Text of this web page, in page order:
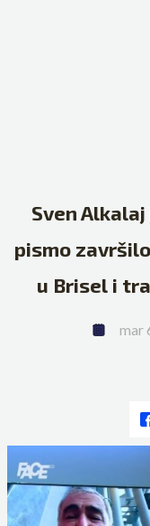
Sven
pismo
u Brisel i
mar